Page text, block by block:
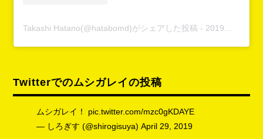
Takashi Hatano(@hatabomd)がシェアした投稿 - 2019年 6月月23日午前5時09分PDT
Twitterでのムシガレイの投稿
ムシガレイ！ pic.twitter.com/mzc0gKDAYE
— しろぎす (@shirogisuya)April 29, 2019